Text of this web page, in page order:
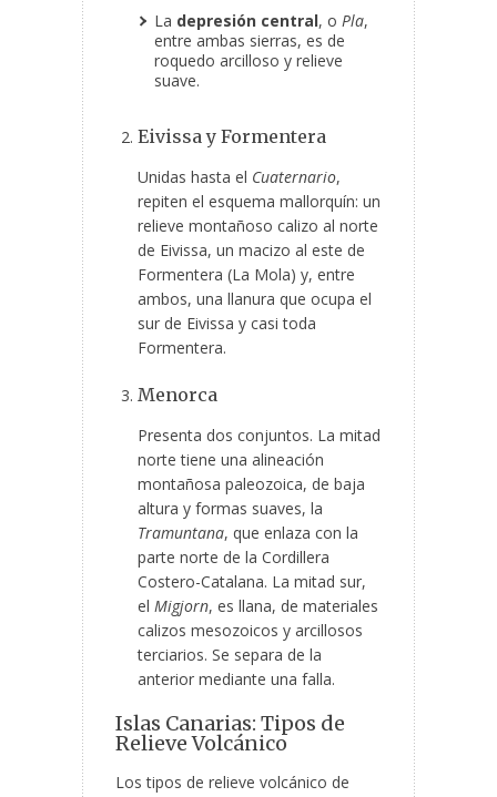
La depresión central, o Pla,
entre ambas sierras, es de
roquedo arcilloso y relieve
suave.
Eivissa y Formentera
Unidas hasta el Cuaternario,
repiten el esquema mallorquín: un
relieve montañoso calizo al norte
de Eivissa, un macizo al este de
Formentera (La Mola) y, entre
ambos, una llanura que ocupa el
sur de Eivissa y casi toda
Formentera.
Menorca
Presenta dos conjuntos. La mitad
norte tiene una alineación
montañosa paleozoica, de baja
altura y formas suaves, la
Tramuntana, que enlaza con la
parte norte de la Cordillera
Costero-Catalana. La mitad sur,
el Migjorn, es llana, de materiales
calizos mesozoicos y arcillosos
terciarios. Se separa de la
anterior mediante una falla.
Islas Canarias: Tipos de
Relieve Volcánico
Los tipos de relieve volcánico de